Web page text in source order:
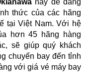
nay dễ dàng
thức của các hãng
tại Việt Nam. Với hệ
hơn 45 hãng hàng
sẽ giúp quý khách
chuyến bay đến tỉnh
với giá vé máy bay